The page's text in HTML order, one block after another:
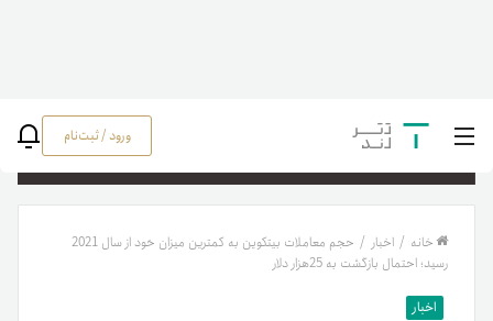
ورود / ثبت‌نام
خانه / اخبار /
حجم معاملات بیتکوین به کمترین میزان خود از سال 2021
رسید؛ احتمال بازگشت به 25‌هزار دلار
اخبار